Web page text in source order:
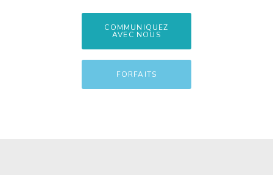
COMMUNIQUEZ
AVEC NOUS
FORFAITS